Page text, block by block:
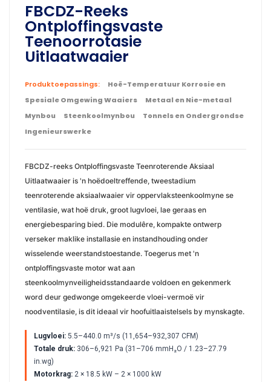
FBCDZ-Reeks
Ontploffingsvaste
Teenoorrotasie
Uitlaatwaaier
Produktoepassings:
Hoë-Temperatuur Korrosie en
Spesiale Omgewing Waaiers
Metaal en Nie-metaal
Mynbou
Steenkoolmynbou
Tonnels en Ondergrondse
Ingenieurswerke
FBCDZ-reeks Ontploffingsvaste Teenroterende Aksiaal
Uitlaatwaaier is 'n hoëdoeltreffende, tweestadium
teenroterende aksiaalwaaier vir oppervlaksteenkoolmyne se
ventilasie, wat hoë druk, groot lugvloei, lae geraas en
energiebesparing bied. Die modulêre, kompakte ontwerp
verseker maklike installasie en instandhouding onder
wisselende weerstandstoestande. Toegerus met 'n
ontploffingsvaste motor wat aan
steenkoolmynveiligheidsstandaarde voldoen en gekenmerk
word deur gedwonge omgekeerde vloei-vermoë vir
noodventilasie, is dit ideaal vir hoofuitlaaistelsels by mynskagte.
Lugvloei: 5.5–440.0 m³/s (11,654–932,307 CFM)
Totale druk: 306–6,921 Pa (31–706 mmH₂O / 1.23–27.79
in.wg)
Motorkrag: 2 × 18.5 kW – 2 × 1000 kW